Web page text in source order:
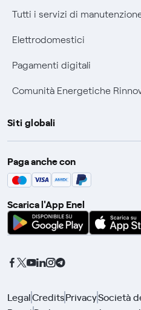
Tutti i servizi di
Elettrodomestici
Pagamenti digitali
Comunità Energetiche
Siti globali
Enel Group
Enel Green Power
Global Procurement
Gridspertise
Paga anche con
Scarica l'App Enel
LegalCreditsPrivacySocietà